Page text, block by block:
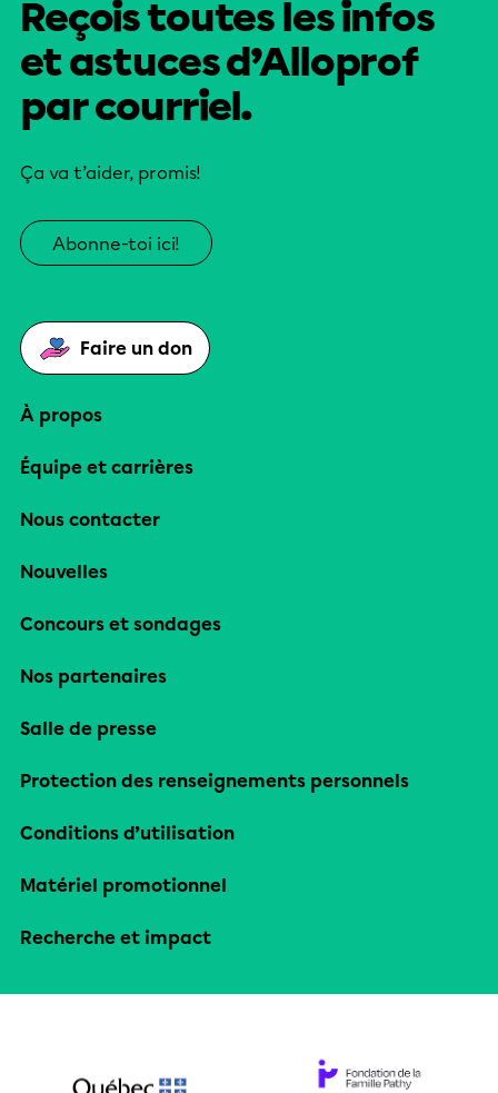
Reçois toutes les infos
et astuces d’Alloprof
par courriel.
Ça va t’aider, promis!
Abonne-toi ici!
Faire un don
À propos
Équipe et carrières
Nous contacter
Nouvelles
Concours et sondages
Nos partenaires
Salle de presse
Protection des renseignements personnels
Conditions d’utilisation
Matériel promotionnel
Recherche et impact